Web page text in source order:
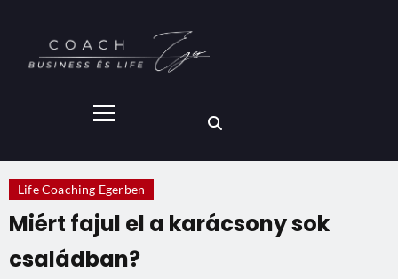
Life Coaching Egerben
Miért fajul el a karácsony sok
családban?